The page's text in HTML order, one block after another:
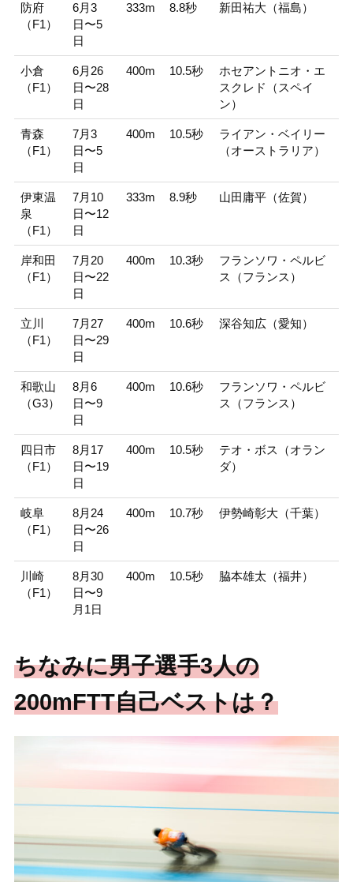
防府
（F1）
6月3
日〜5
日
333m 8.8秒 新田祐大（福島）
小倉
（F1）
6月26
日〜28
日
400m 10.5秒
ホセアントニオ・エ
スクレド（スペイ
ン）
青森
（F1）
7月3
日〜5
日
400m 10.5秒
ライアン・ベイリー
（オーストラリア）
伊東温
泉
（F1）
7月10
日〜12
日
333m 8.9秒 山田庸平（佐賀）
岸和田
（F1）
7月20
日〜22
日
400m 10.3秒
フランソワ・ペルビ
ス（フランス）
立川
（F1）
7月27
日〜29
日
400m 10.6秒 深谷知広（愛知）
和歌山
（G3）
8月6
日〜9
日
400m 10.6秒
フランソワ・ペルビ
ス（フランス）
四日市
（F1）
8月17
日〜19
日
400m 10.5秒
テオ・ボス（オラン
ダ）
岐阜
（F1）
8月24
日〜26
日
400m 10.7秒 伊勢崎彰大（千葉）
川崎
（F1）
8月30
日〜9
月1日
400m 10.5秒 脇本雄太（福井）
ちなみに男子選手3人の
200mFTT自己ベストは？